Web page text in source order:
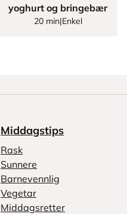
yoghurt og bringebær
20 min|Enkel
Middagstips
Rask
Sunnere
Barnevennlig
Vegetar
Middagsretter